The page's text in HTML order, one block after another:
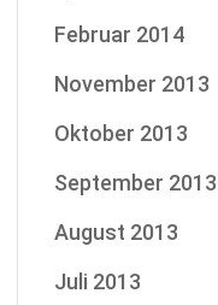
Februar 2014
November 2013
Oktober 2013
September 2013
August 2013
Juli 2013